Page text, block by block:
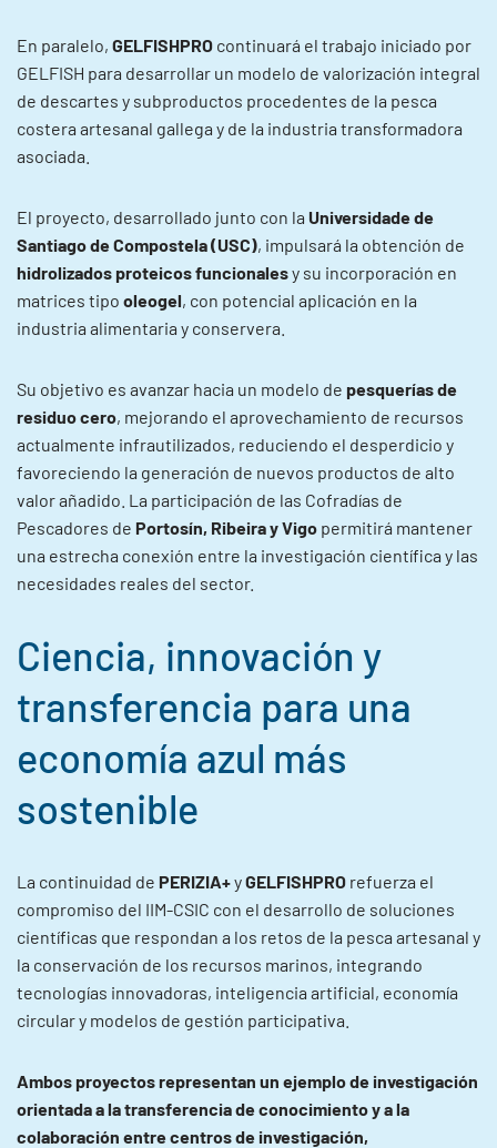
En paralelo, GELFISHPRO continuará el trabajo iniciado por
GELFISH para desarrollar un modelo de valorización integral
de descartes y subproductos procedentes de la pesca
costera artesanal gallega y de la industria transformadora
asociada.
El proyecto, desarrollado junto con la Universidade de
Santiago de Compostela (USC), impulsará la obtención de
hidrolizados proteicos funcionalesy su incorporación en
matrices tipo oleogel, con potencial aplicación en la
industria alimentaria y conservera.
Su objetivo es avanzar hacia un modelo de pesquerías de
residuo cero, mejorando el aprovechamiento de recursos
actualmente infrautilizados, reduciendo el desperdicio y
favoreciendo la generación de nuevos productos de alto
valor añadido. La participación de las Cofradías de
Pescadores de Portosín, Ribeira y Vigo permitirá mantener
una estrecha conexión entre la investigación científica y las
necesidades reales del sector.
Ciencia, innovación y
transferencia para una
economía azul más
sostenible
La continuidad de PERIZIA+yGELFISHPRO refuerza el
compromiso del IIM-CSIC con el desarrollo de soluciones
científicas que respondan a los retos de la pesca artesanal y
la conservación de los recursos marinos, integrando
tecnologías innovadoras, inteligencia artificial, economía
circular y modelos de gestión participativa.
Ambos proyectos representan un ejemplo de investigación
orientada a la transferencia de conocimiento y a la
colaboración entre centros de investigación,